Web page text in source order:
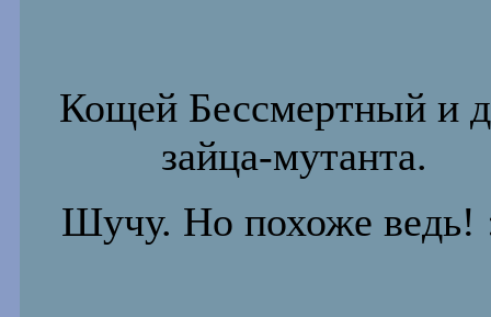
Кощей Бессмертный и
зайца-мутанта.
Шучу. Но похоже ведь!